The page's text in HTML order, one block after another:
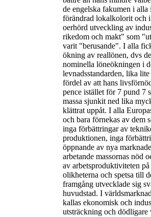
de engelska fakumen i
förändrad lokalkolorit och i
oerhörd utveckling av
rikedom och makt" som
varit "berusande". I alla
ökning av reallönen, dvs
nominella löneökningen i
levnadsstandarden, lika
fördel av att hans
pence istället för 7 pund 7
massa sjunkit ned lika
klättrat uppåt. I alla
och bara förnekas av dem
inga förbättringar av
produktionen, inga
öppnande av nya
arbetande massornas nöd
av arbetsproduktiviteten
olikheterna och spetsa till
framgång utvecklade sig
huvudstad. I
kallas ekonomisk och
utsträckning och dödligare